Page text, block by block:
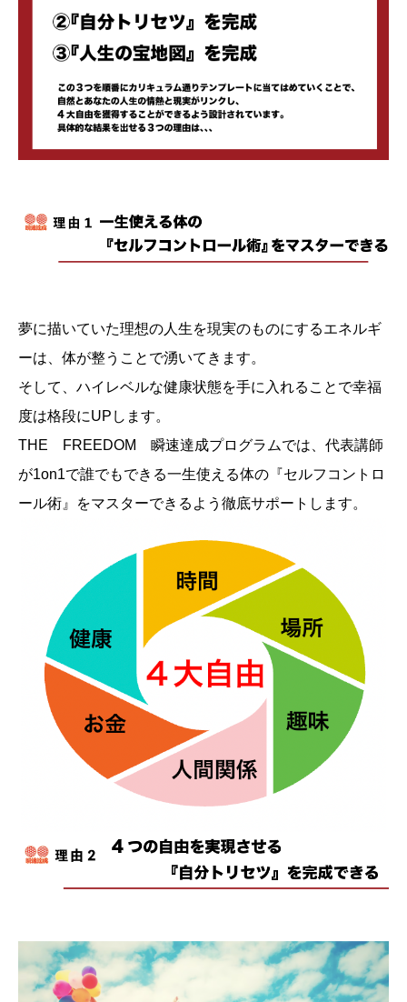
夢に描いていた理想の人生を現実のものにするエネルギ
ーは、体が整うことで湧いてきます。
そして、ハイレベルな健康状態を手に入れることで幸福
度は格段にUPします。
THE FREEDOM 瞬速達成プログラムでは、代表講師
が1on1で誰でもできる一生使える体の『セルフコントロ
ール術』をマスターできるよう徹底サポートします。